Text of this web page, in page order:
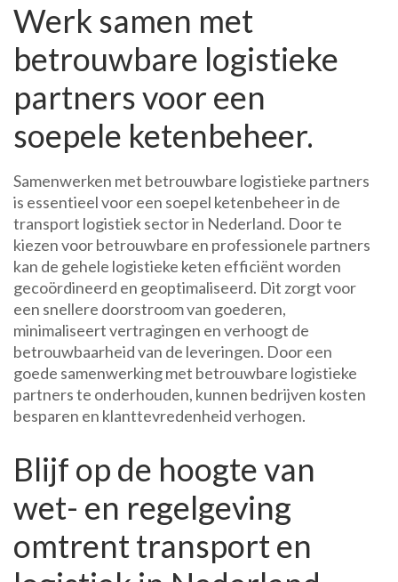
Werk samen met
betrouwbare logistieke
partners voor een
soepele ketenbeheer.
Samenwerken met betrouwbare logistieke partners
is essentieel voor een soepel ketenbeheer in de
transport logistiek sector in Nederland. Door te
kiezen voor betrouwbare en professionele partners
kan de gehele logistieke keten efficiënt worden
gecoördineerd en geoptimaliseerd. Dit zorgt voor
een snellere doorstroom van goederen,
minimaliseert vertragingen en verhoogt de
betrouwbaarheid van de leveringen. Door een
goede samenwerking met betrouwbare logistieke
partners te onderhouden, kunnen bedrijven kosten
besparen en klanttevredenheid verhogen.
Blijf op de hoogte van
wet- en regelgeving
omtrent transport en